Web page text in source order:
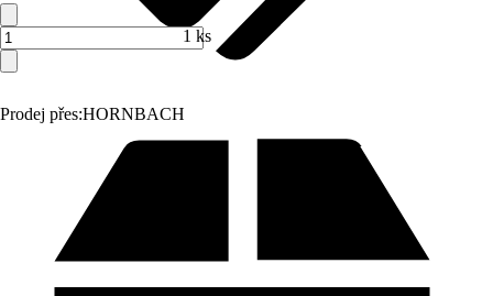
Prodej přes:HORNBACH
1 ks